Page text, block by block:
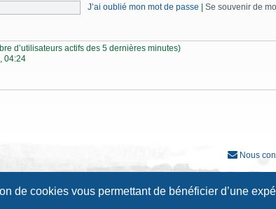
de cookies vous permettant de bénéficier d’une
J’ai oublié mon mot de passe Se souvenir de
d’utilisateurs actifs des 5 dernières minutes)
04:24
Nous
Traduction française officielle©Qiaeru